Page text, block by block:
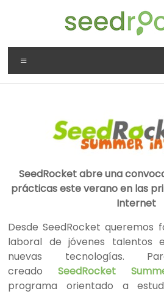
SeedRocket
La
para
startups
en
fase
inicial
SeedRocket abre una
prácticas este verano en las
Internet
Desde SeedRocket queremos
laboral de jóvenes talentos
nuevas tecnologías.
creadoSeedRocket
programa orientado a